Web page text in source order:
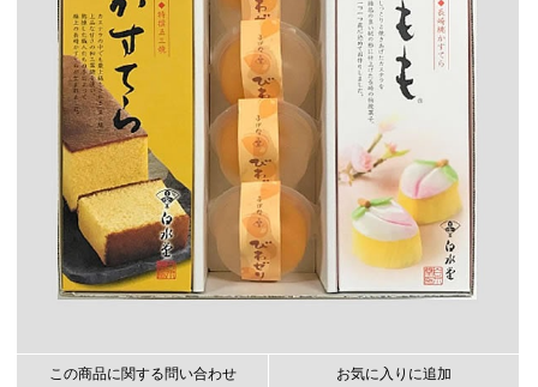
この商品に関する問い合わせ お気に入りに追加